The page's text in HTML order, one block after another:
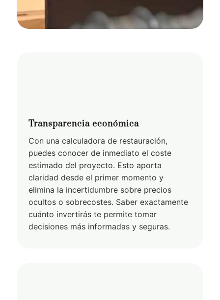
Transparencia económica
Con una calculadora de restauración,
puedes conocer de inmediato el coste
estimado del proyecto. Esto aporta
claridad desde el primer momento y
elimina la incertidumbre sobre precios
ocultos o sobrecostes. Saber exactamente
cuánto invertirás te permite tomar
decisiones más informadas y seguras.